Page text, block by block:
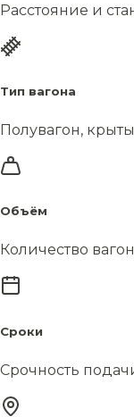
Расстояние и
Тип вагона
Полувагон,
Объём
Количество
Сроки
Срочность